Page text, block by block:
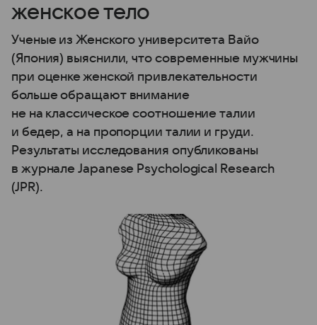
женское тело
Ученые из Женского университета Вайо
(Япония) выяснили, что современные мужчины
при оценке женской привлекательности
больше обращают внимание
не на классическое соотношение талии
и бедер, а на пропорции талии и груди.
Результаты исследования опубликованы
в журнале Japanese Psychological Research
(JPR).